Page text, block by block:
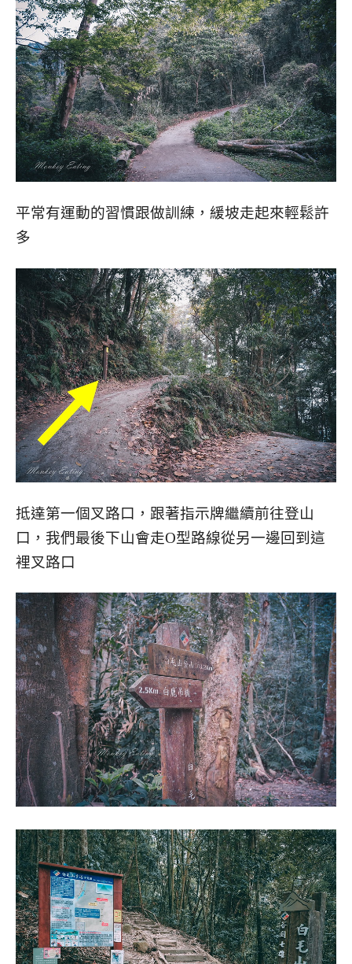
平常有運動的習慣跟做訓練，緩坡走起來輕鬆許
多
抵達第一個叉路口，跟著指示牌繼續前往登山
口，我們最後下山會走O型路線從另一邊回到這
裡叉路口